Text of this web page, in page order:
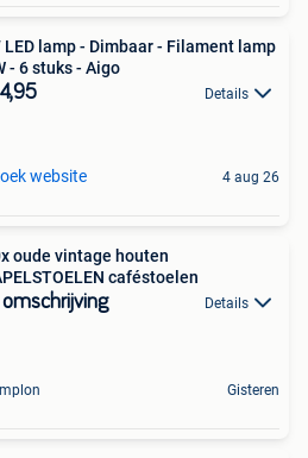
LED lamp - Dimbaar - Filament lamp
- 6 stuks - Aigo
Details
website 4 aug 26
oude vintage houten
caféstoelen
omschrijving Details
Gisteren